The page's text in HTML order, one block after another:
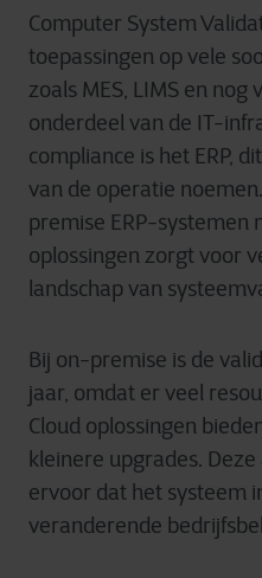
Computer System
toepassingen op vele
zoals MES, LIMS en nog
onderdeel van de IT-
compliance is het ERP,
van de operatie
premise ERP-systemen
oplossingen zorgt voor
landschap van
Bij on-premise is de
jaar, omdat er veel
Cloud oplossingen
kleinere upgrades.
ervoor dat het systeem
veranderende